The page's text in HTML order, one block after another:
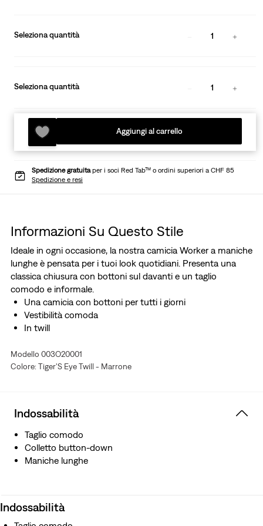
Seleziona quantità 1
Seleziona quantità 1
Aggiungi al carrello
Spedizione gratuitaper i soci Red Tab™ o ordini superiori a CHF 85
Spedizione e resi
Informazioni Su Questo Stile
Ideale in ogni occasione, la nostra camicia Worker a maniche
lunghe è pensata per i tuoi look quotidiani. Presenta una
classica chiusura con bottoni sul davanti e un taglio
comodo e informale.
Una camicia con bottoni per tutti i giorni
Vestibilità comoda
In twill
Modello 003O20001
Colore: Tiger'S Eye Twill - Marrone
Indossabilità
Taglio comodo
Colletto button-down
Maniche lunghe
Indossabilità